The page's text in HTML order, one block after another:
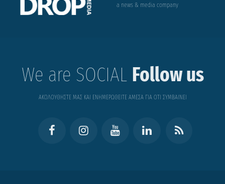
a news & media company
We are SOCIAL Follow us
ΑΚΟΛΟΥΘΗΣΤΕ ΜΑΣ ΚΑΙ ΕΝΗΜΕΡΩΘΕΙΤΕ ΑΜΕΣΑ ΓΙΑ ΟΤΙ ΣΥΜΒΑΙΝΕΙ